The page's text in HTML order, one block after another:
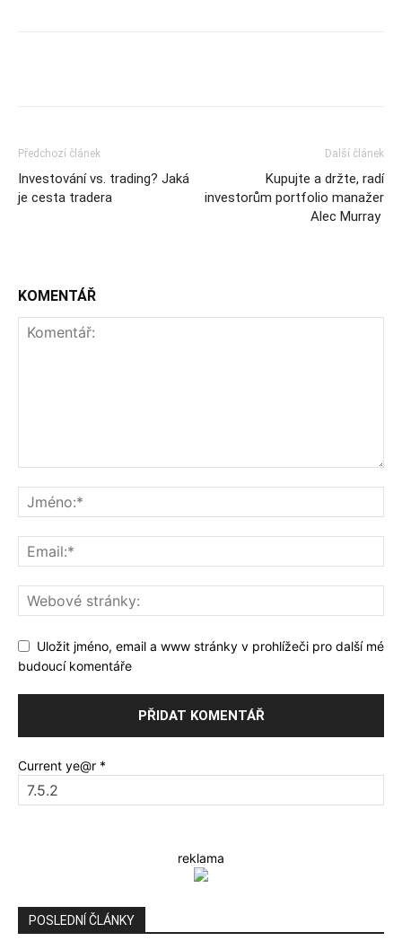
Předchozí článek
Investování vs. trading? Jaká
je cesta tradera
Další článek
Kupujte a držte, radí
investorům portfolio manažer
Alec Murray
KOMENTÁŘ
Uložit jméno, email a www stránky v prohlížeči pro další mé
budoucí komentáře
Current ye@r *
reklama
POSLEDNÍ ČLÁNKY